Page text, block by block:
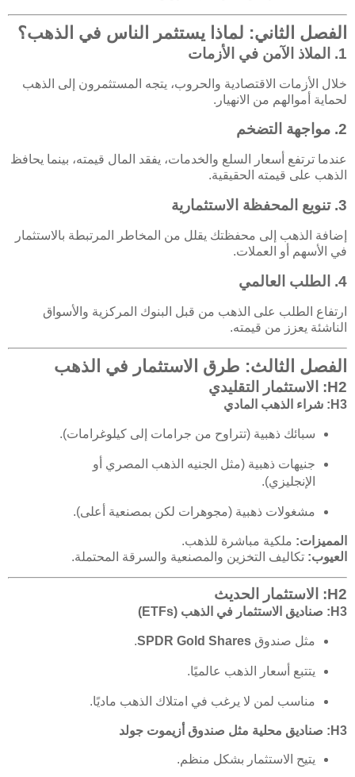
الفصل الثاني: لماذا يستثمر الناس في الذهب؟
1. الملاذ الآمن في الأزمات
خلال الأزمات الاقتصادية والحروب، يتجه المستثمرون إلى الذهب
لحماية أموالهم من الانهيار.
2. مواجهة التضخم
عندما ترتفع أسعار السلع والخدمات، يفقد المال قيمته، بينما يحافظ
الذهب على قيمته الحقيقية.
3. تنويع المحفظة الاستثمارية
إضافة الذهب إلى محفظتك يقلل من المخاطر المرتبطة بالاستثمار
في الأسهم أو العملات.
4. الطلب العالمي
ارتفاع الطلب على الذهب من قبل البنوك المركزية والأسواق
الناشئة يعزز من قيمته.
الفصل الثالث: طرق الاستثمار في الذهب
H2: الاستثمار التقليدي
H3: شراء الذهب المادي
سبائك ذهبية (تتراوح من جرامات إلى كيلوغرامات).
جنيهات ذهبية (مثل الجنيه الذهب المصري أو
الإنجليزي).
مشغولات ذهبية (مجوهرات لكن بمصنعية أعلى).
المميزات: ملكية مباشرة للذهب.
العيوب: تكاليف التخزين والمصنعية والسرقة المحتملة.
H2: الاستثمار الحديث
H3: صناديق الاستثمار في الذهب (ETFs)
مثل صندوق SPDR Gold Shares
.
يتتبع أسعار الذهب عالميًا.
مناسب لمن لا يرغب في امتلاك الذهب ماديًا.
H3: صناديق محلية مثل صندوق أزيموت جولد
يتيح الاستثمار بشكل منظم.